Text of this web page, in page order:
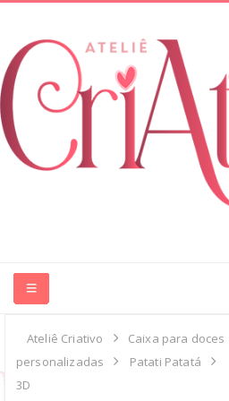
HOME
ABOUT ME
Ateliê Criativo Caixa para doces
personalizadas
Patati Patatá
3D